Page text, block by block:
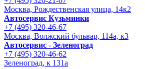
Москва, Рождественская улица, 14к2
Автосервис Кузьминки
+7 (495) 320-46-67
Москва, Волжский бульвар, 114а, к3
Автосервис - Зеленоград
+7 (495) 320-46-62
Зеленоград, к 131а